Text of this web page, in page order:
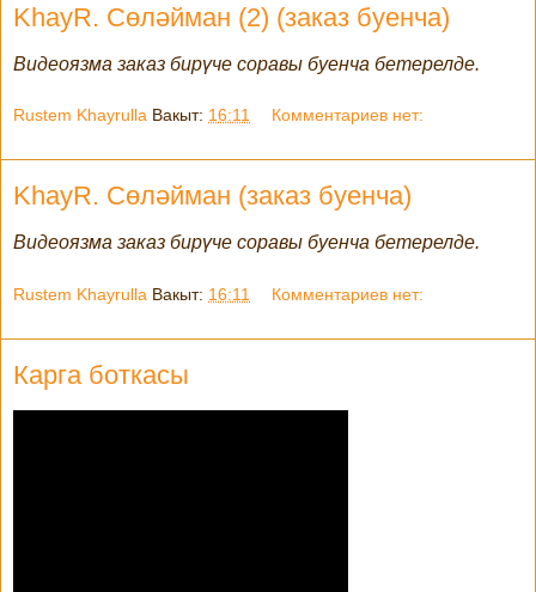
KhayR. Сөләйман (2) (заказ буенча)
Видеоязма заказ бирүче соравы буенча бетерелде.
Rustem Khayrulla Вакыт: 16:11 Комментариев нет:
KhayR. Сөләйман (заказ буенча)
Видеоязма заказ бирүче соравы буенча бетерелде.
Rustem Khayrulla Вакыт: 16:11 Комментариев нет:
Карга боткасы